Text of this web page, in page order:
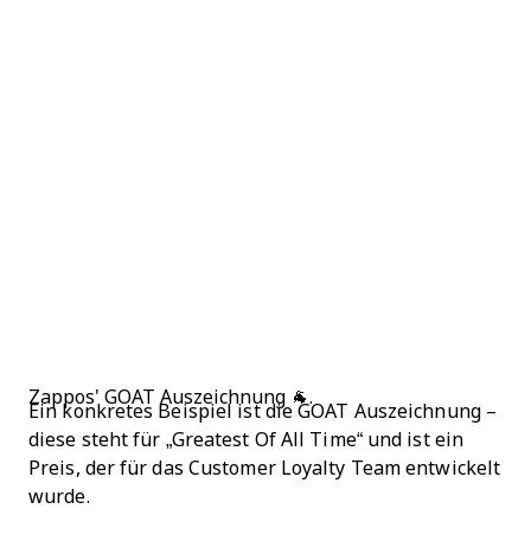
Zappos' GOAT Auszeichnung 🐐.
Ein konkretes Beispiel ist die GOAT Auszeichnung –
diese steht für „Greatest Of All Time“ und ist ein
Preis, der für das Customer Loyalty Team entwickelt
wurde.